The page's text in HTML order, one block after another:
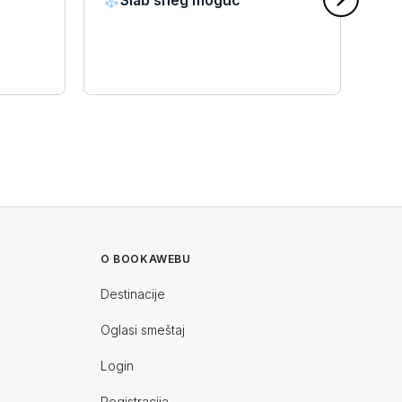
O BOOKAWEBU
Destinacije
Oglasi smeštaj
Login